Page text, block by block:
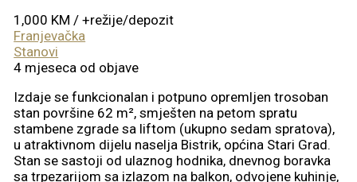
1,000 KM/ +režije/depozit
Franjevačka
Stanovi
4 mjeseca od objave
Izdaje se funkcionalan i potpuno opremljen trosoban
stan površine 62 m², smješten na petom spratu
stambene zgrade sa liftom (ukupno sedam spratova),
u atraktivnom dijelu naselja Bistrik, općina Stari Grad.
Stan se sastoji od ulaznog hodnika, dnevnog boravka
sa trpezarijom sa izlazom na balkon, odvojene kuhinje,